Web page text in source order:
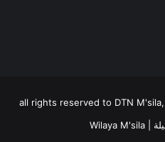
all rights reserved to DTN